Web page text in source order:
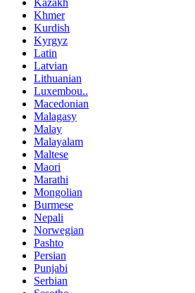
Kazakh
Khmer
Kurdish
Kyrgyz
Latin
Latvian
Lithuanian
Luxembou..
Macedonian
Malagasy
Malay
Malayalam
Maltese
Maori
Marathi
Mongolian
Burmese
Nepali
Norwegian
Pashto
Persian
Punjabi
Serbian